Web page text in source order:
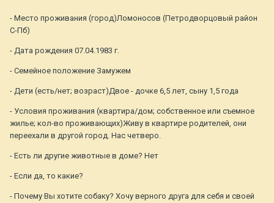
- Место проживания (город)Ломоносов (Петродворцовый район
С-Пб)
- Дата рождения 07.04.1983 г.
- Семейное положение Замужем
- Дети (есть/нет; возраст)Двое - дочке 6,5 лет, сыну 1,5 года
- Условия проживания (квартира/дом; собственное или съемное
жилье; кол-во проживающих)Живу в квартире родителей, они
переехали в другой город. Нас четверо.
- Есть ли другие животные в доме? Нет
- Если да, то какие?
- Почему Вы хотите собаку? Хочу верного друга для себя и своей